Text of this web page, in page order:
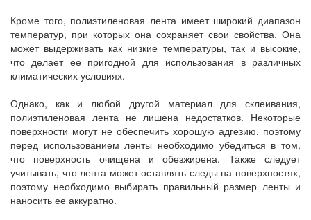
Кроме того, полиэтиленовая лента имеет широкий диапазон
температур, при которых она сохраняет свои свойства. Она
может выдерживать как низкие температуры, так и высокие,
что делает ее пригодной для использования в различных
климатических условиях.
Однако, как и любой другой материал для склеивания,
полиэтиленовая лента не лишена недостатков. Некоторые
поверхности могут не обеспечить хорошую адгезию, поэтому
перед использованием ленты необходимо убедиться в том,
что поверхность очищена и обезжирена. Также следует
учитывать, что лента может оставлять следы на поверхностях,
поэтому необходимо выбирать правильный размер ленты и
наносить ее аккуратно.